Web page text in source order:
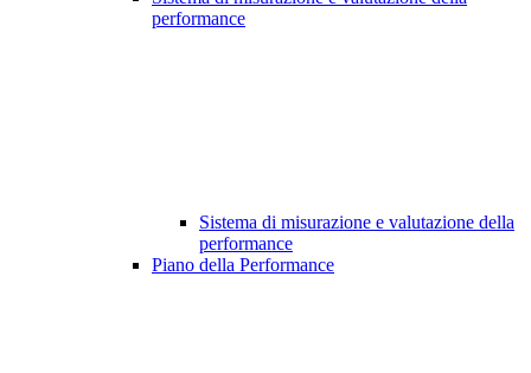
performance
Sistema di misurazione e valutazione della
performance
Piano della Performance